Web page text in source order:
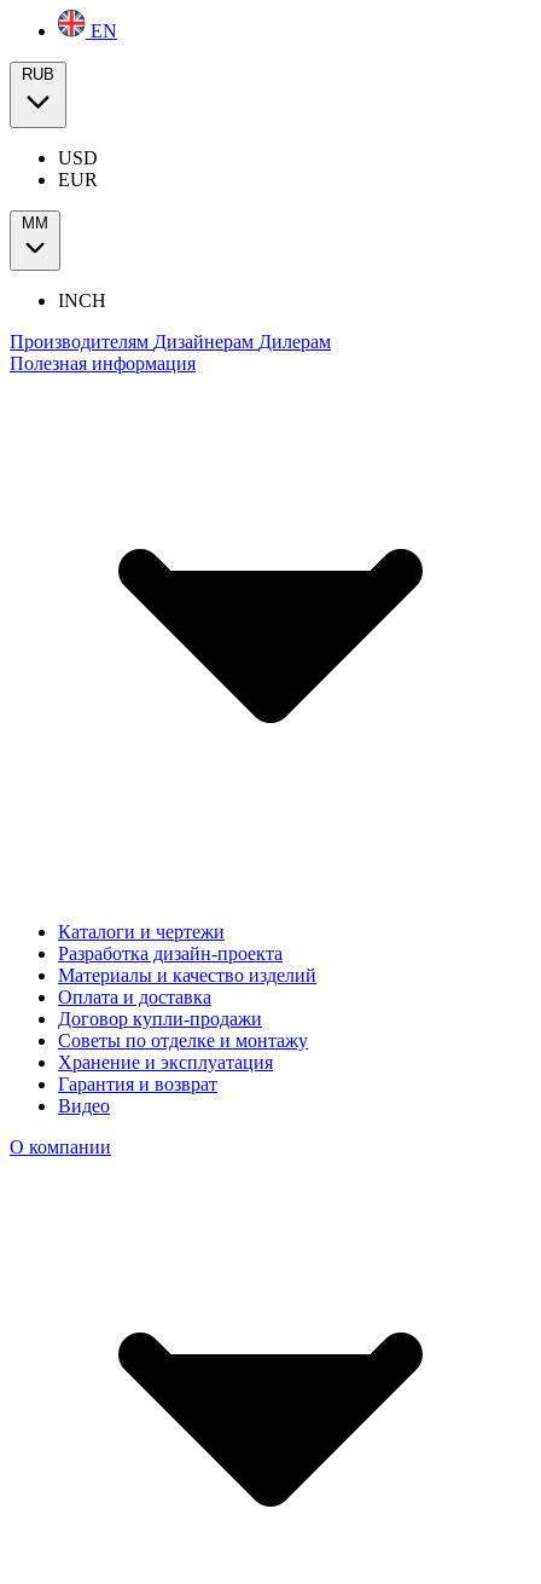
EN
RUB
USD
EUR
ММ
INCH
Производителям Дизайнерам Дилерам
Полезная информация
Каталоги и чертежи
Разработка дизайн-проекта
Материалы и качество изделий
Оплата и доставка
Договор купли-продажи
Советы по отделке и монтажу
Хранение и эксплуатация
Гарантия и возврат
Видео
О компании